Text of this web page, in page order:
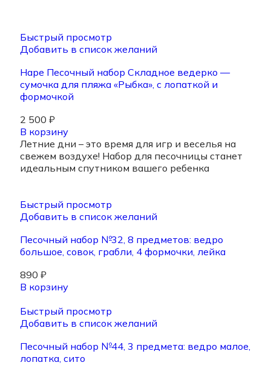
Быстрый просмотр
Добавить в список желаний
Hape Песочный набор Складное ведерко —
сумочка для пляжа «Рыбка», с лопаткой и
формочкой
2 500 ₽
В корзину
Летние дни – это время для игр и веселья на
свежем воздухе! Набор для песочницы станет
идеальным спутником вашего ребенка
Быстрый просмотр
Добавить в список желаний
Песочный набор №32, 8 предметов: ведро
большое, совок, грабли, 4 формочки, лейка
890 ₽
В корзину
Быстрый просмотр
Добавить в список желаний
Песочный набор №44, 3 предмета: ведро малое,
лопатка, сито